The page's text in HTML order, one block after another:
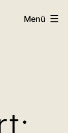
Menü